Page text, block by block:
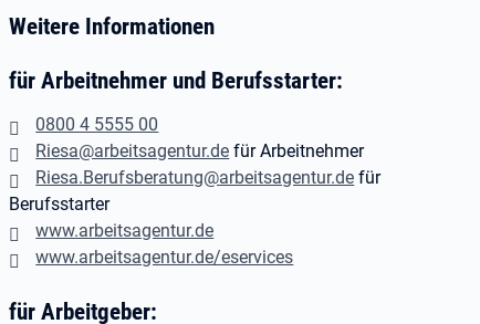
Weitere Informationen
für Arbeitnehmer und Berufsstarter:
0800 4 5555 00
Riesa@arbeitsagentur.de für Arbeitnehmer
Riesa.Berufsberatung@arbeitsagentur.de für
Berufsstarter
www.arbeitsagentur.de
www.arbeitsagentur.de/eservices
für Arbeitgeber: